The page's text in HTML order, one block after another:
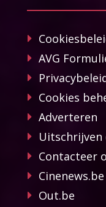
AVG
Cookies
Adverteren
Contacteer
Cinenews.be
Out.be